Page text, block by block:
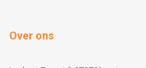
Over ons